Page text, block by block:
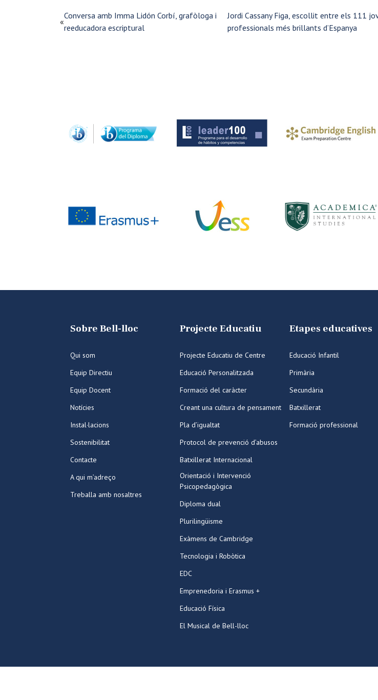
«
Conversa amb Imma Lidón Corbí, grafòloga i
reeducadora escriptural
Jordi Cassany Figa, escollit entre els 111
professionals més brillants d’Espanya
Sobre Bell-lloc
Qui som
Equip Directiu
Equip Docent
Notícies
Instal·lacions
Sostenibilitat
Contacte
A qui m’adreço
Treballa amb nosaltres
Projecte Educatiu
Projecte Educatiu de Centre
Educació Personalitzada
Formació del caràcter
Creant una cultura de pensament
Pla d’igualtat
Protocol de prevenció d’abusos
Batxillerat Internacional
Orientació i Intervenció
Psicopedagògica
Diploma dual
Plurilingüisme
Exàmens de Cambridge
Tecnologia i Robòtica
EDC
Emprenedoria i Erasmus +
Educació Física
El Musical de Bell-lloc
Etapes educatives
Educació Infantil
Primària
Secundària
Batxillerat
Formació professional